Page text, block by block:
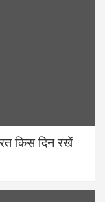
किस दिन रखें